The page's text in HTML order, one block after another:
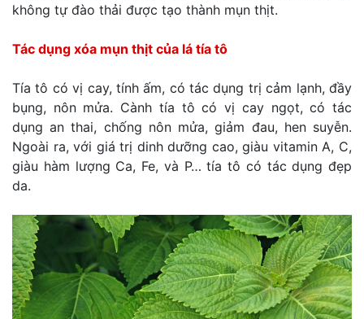
không tự đào thải được tạo thành mụn thịt.
Tác dụng xóa mụn thịt của lá tía tô
Tía tô có vị cay, tính ấm, có tác dụng trị cảm lạnh, đầy
bụng, nôn mửa. Cành tía tô có vị cay ngọt, có tác
dụng an thai, chống nôn mửa, giảm đau, hen suyễn.
Ngoài ra, với giá trị dinh dưỡng cao, giàu vitamin A, C,
giàu hàm lượng Ca, Fe, và P… tía tô có tác dụng đẹp
da.